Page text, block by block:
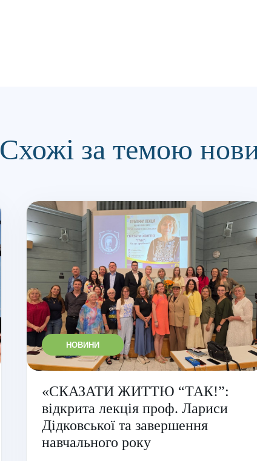
Схожі за темою
НОВИНИ
«СКАЗАТИ ЖИТТЮ “ТАК!”:
відкрита лекція проф. Лариси
Дідковської та завершення
навчального року